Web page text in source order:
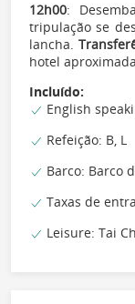
12h00:
tripulação se
lancha.
hotel
Incluído:
English
Refeição: B, L
Barco: Barco
Taxas de
Leisure: Tai